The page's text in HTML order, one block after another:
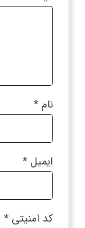
نام *
ایمیل *
کد امنیتی *